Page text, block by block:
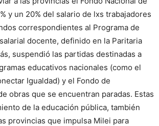
y un 20% del salario de lxs trabajadores
correspondientes al Programa de
docente, definido en la Paritaria
suspendió las partidas destinadas a
educativos nacionales (como el
Igualdad) y el Fondo de
obras que se encuentran paradas. Estas
de la educación pública, también
provincias que impulsa Milei para